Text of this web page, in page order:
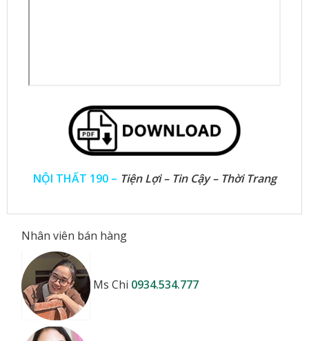
NỘI THẤT 190 – Tiện Lợi – Tin Cậy – Thời Trang
Nhân viên bán hàng
Ms Chi 0934.534.777